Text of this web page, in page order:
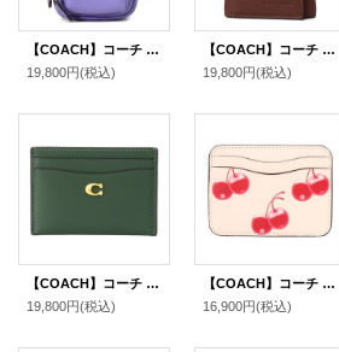
【COACH】コーチ ペブルレザー リュックサック モチーフ ミニ ポーチ 小物入れ キーホルダー バッグチャーム ライトバイオレット（日本未発売）
19,800円(税込)
【COACH】コーチ スポーツカーフレザー トライフォールド ロゴ ウォレット カードケース 三つ折り財布 サドル（日本未発売)
19,800円(税込)
【COACH】コーチ カードケース レザー エッセンシャル C ロゴ カードケース スリム パスケース 定期入れ 名刺入れ ハンターグリーン（日本未発売）
19,800円(税込)
【COACH】コーチ カードケース Coachtopia さくらんぼ レザー チェリー ロゴ スリム パスケース カードケース 定期入れ 名刺入れ マルチ（日本未発売）
16,900円(税込)